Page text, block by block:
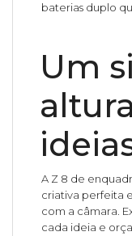
baterias duplo
Um
A Z 8 de
criativa perfeita
com a câmara.
cada ideia e